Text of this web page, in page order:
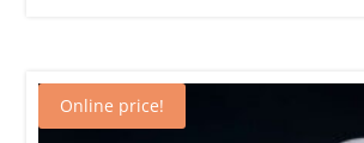
era:
€17.00.
es:
Online price!